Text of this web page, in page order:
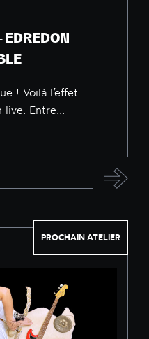
EDREDON
! Voilà l’effet
live. Entre...
PROCHAIN ATELIER